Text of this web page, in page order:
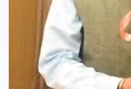
वोटर लिस्ट
हुआ बदलाव,
पूरी लिस्ट
30